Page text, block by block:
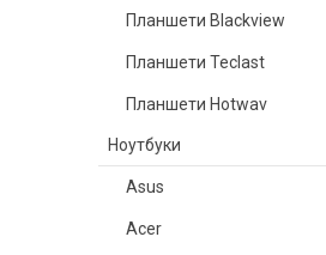
Планшети Blackview
Планшети Teclast
Планшети Hotwav
Ноутбуки
Asus
Acer